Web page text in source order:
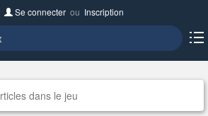
Se connecter ou Inscription
dans le jeu